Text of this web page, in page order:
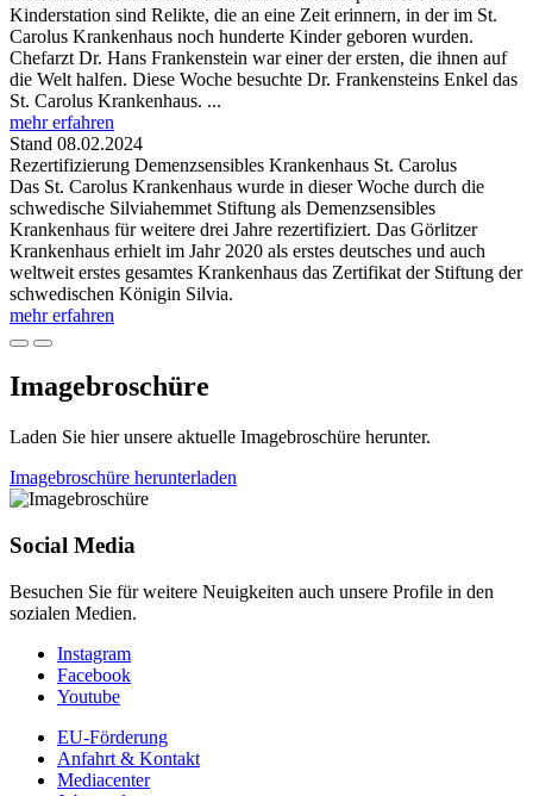
Kinderstation sind Relikte, die an eine Zeit erinnern, in der im St.
Carolus Krankenhaus noch hunderte Kinder geboren wurden.
Chefarzt Dr. Hans Frankenstein war einer der ersten, die ihnen auf
die Welt halfen. Diese Woche besuchte Dr. Frankensteins Enkel das
St. Carolus Krankenhaus. ...
mehr erfahren
Stand 08.02.2024
Rezertifizierung Demenzsensibles Krankenhaus St. Carolus
Das St. Carolus Krankenhaus wurde in dieser Woche durch die
schwedische Silviahemmet Stiftung als Demenzsensibles
Krankenhaus für weitere drei Jahre rezertifiziert. Das Görlitzer
Krankenhaus erhielt im Jahr 2020 als erstes deutsches und auch
weltweit erstes gesamtes Krankenhaus das Zertifikat der Stiftung der
schwedischen Königin Silvia.
mehr erfahren
Imagebroschüre
Laden Sie hier unsere aktuelle Imagebroschüre herunter.
Imagebroschüre herunterladen
Social Media
Besuchen Sie für weitere Neuigkeiten auch unsere Profile in den
sozialen Medien.
Instagram
Facebook
Youtube
EU-Förderung
Anfahrt & Kontakt
Mediacenter